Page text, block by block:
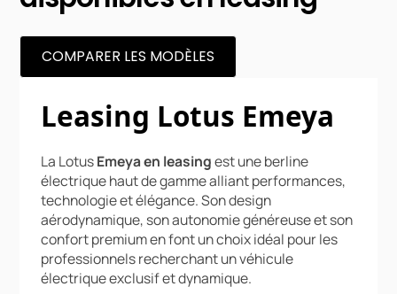
COMPARER LES MODÈLES
Leasing Lotus Emeya
La LotusEmeya en leasingest une berline
électrique haut de gamme alliant performances,
technologie et élégance. Son design
aérodynamique, son autonomie généreuse et son
confort premium en font un choix idéal pour les
professionnels recherchant un véhicule
électrique exclusif et dynamique.